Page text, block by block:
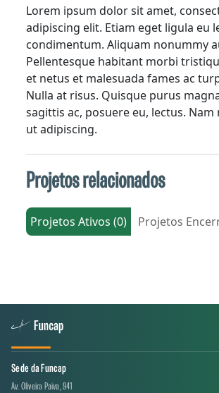
Lorem ipsum dolor sit amet,
adipiscing elit. Etiam eget ligula eu
condimentum. Aliquam nonummy
Pellentesque habitant morbi
et netus et malesuada fames ac
Nulla at risus. Quisque purus
sagittis ac, posuere eu, lectus. Nam
ut adipiscing.
Projetos relacionados
Projetos Ativos (0) Projetos
Sede da Funcap
Av. Oliveira Paiva, 941